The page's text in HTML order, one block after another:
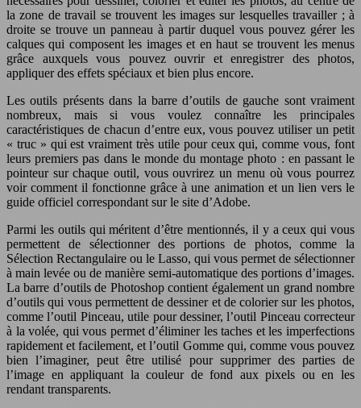
la zone de travail se trouvent les images sur lesquelles travailler ; à
droite se trouve un panneau à partir duquel vous pouvez gérer les
calques qui composent les images et en haut se trouvent les menus
grâce auxquels vous pouvez ouvrir et enregistrer des photos,
appliquer des effets spéciaux et bien plus encore.
Les outils présents dans la barre d’outils de gauche sont vraiment
nombreux, mais si vous voulez connaître les principales
caractéristiques de chacun d’entre eux, vous pouvez utiliser un petit
« truc » qui est vraiment très utile pour ceux qui, comme vous, font
leurs premiers pas dans le monde du montage photo : en passant le
pointeur sur chaque outil, vous ouvrirez un menu où vous pourrez
voir comment il fonctionne grâce à une animation et un lien vers le
guide officiel correspondant sur le site d’Adobe.
Parmi les outils qui méritent d’être mentionnés, il y a ceux qui vous
permettent de sélectionner des portions de photos, comme la
Sélection Rectangulaire ou le Lasso, qui vous permet de sélectionner
à main levée ou de manière semi-automatique des portions d’images.
La barre d’outils de Photoshop contient également un grand nombre
d’outils qui vous permettent de dessiner et de colorier sur les photos,
comme l’outil Pinceau, utile pour dessiner, l’outil Pinceau correcteur
à la volée, qui vous permet d’éliminer les taches et les imperfections
rapidement et facilement, et l’outil Gomme qui, comme vous pouvez
bien l’imaginer, peut être utilisé pour supprimer des parties de
l’image en appliquant la couleur de fond aux pixels ou en les
rendant transparents.